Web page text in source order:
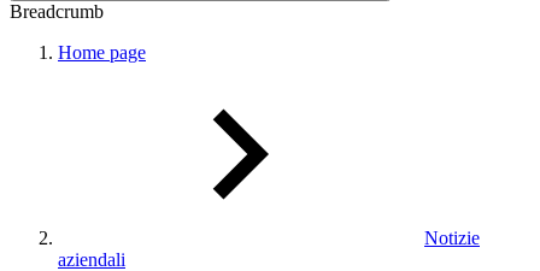
Breadcrumb
Home page
Notizie
aziendali